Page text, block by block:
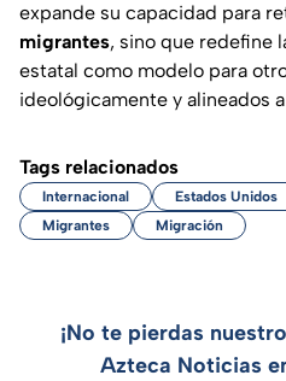
expande su capacidad para
migrantes, sino que redefine
estatal como modelo para
ideológicamente y alineados
Tags relacionados
Internacional Estados Unidos
Migrantes
Migración
¡No te pierdas
Azteca Noticias